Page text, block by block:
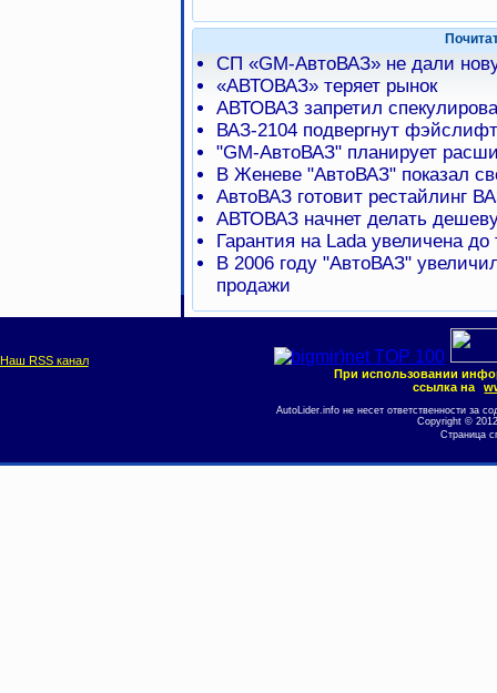
СП «GM-АвтоВАЗ» не дали
«АВТОВАЗ» теряет рынок
АВТОВАЗ запретил
ВАЗ-2104 подвергнут
"GM-АвтоВАЗ" планирует
В Женеве "АвтоВАЗ" показал
АвтоВАЗ готовит рестайлинг
АВТОВАЗ начнет делать
Гарантия на Lada увеличена до
В 2006 году "АвтоВАЗ"
продажи
Наш RSS канал
При использовании
ссылка на
AutoLider.info не несет ответственности за
Copyright ©
Страница